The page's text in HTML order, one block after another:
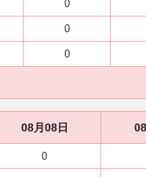
0
0
0
08月08日
0